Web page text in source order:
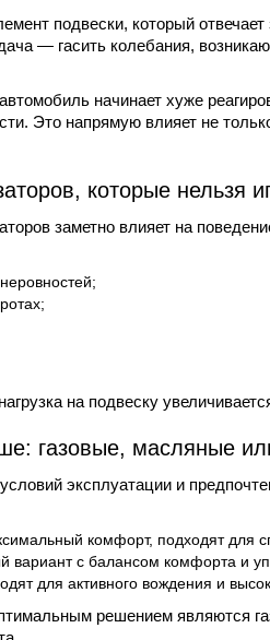
подвески, который отвечает
— гасить колебания,
начинает хуже
Это напрямую влияет не
которые нельзя
заметно влияет на
на подвеску
газовые, масляные
эксплуатации и
комфорт, подходят для
вариант с балансом комфорта и
для активного вождения и
решением являются